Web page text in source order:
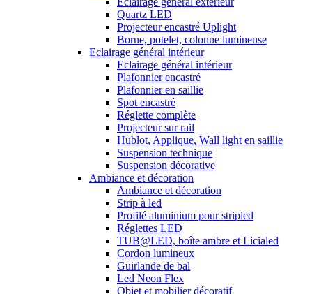
Quartz LED
Projecteur encastré Uplight
Borne, potelet, colonne lumineuse
Eclairage général intérieur
Eclairage général intérieur
Plafonnier encastré
Plafonnier en saillie
Spot encastré
Réglette complète
Projecteur sur rail
Hublot, Applique, Wall light en saillie
Suspension technique
Suspension décorative
Ambiance et décoration
Ambiance et décoration
Strip à led
Profilé aluminium pour stripled
Réglettes LED
TUB@LED, boîte ambre et Licialed
Cordon lumineux
Guirlande de bal
Led Neon Flex
Objet et mobilier décoratif